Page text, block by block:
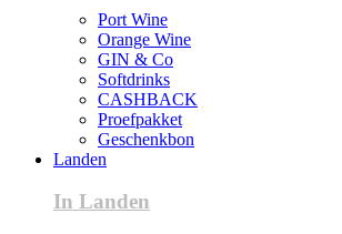
Port Wine
Orange Wine
GIN & Co
Softdrinks
CASHBACK
Proefpakket
Geschenkbon
Landen
In Landen